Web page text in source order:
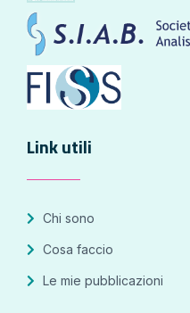
Link utili
Chi sono
Cosa faccio
Le mie pubblicazioni